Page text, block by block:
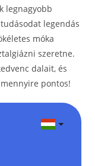
legnagyobb
legendás
móka
szeretne.
dalait, és
pontos!